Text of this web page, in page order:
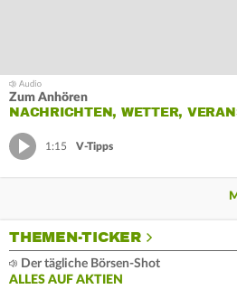
Zum Anhören
NACHRICHTEN, WETTER,
1:15 V-Tipps
THEMEN-TICKER
Der tägliche Börsen-Shot
ALLES AUF AKTIEN